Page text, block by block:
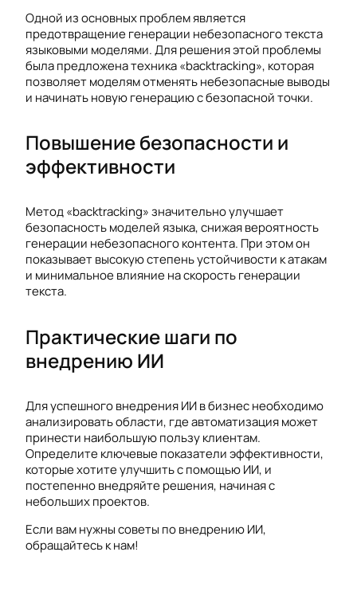
Одной из основных проблем является
предотвращение генерации небезопасного текста
языковыми моделями. Для решения этой проблемы
была предложена техника «backtracking», которая
позволяет моделям отменять небезопасные выводы
и начинать новую генерацию с безопасной точки.
Повышение безопасности и
эффективности
Метод «backtracking» значительно улучшает
безопасность моделей языка, снижая вероятность
генерации небезопасного контента. При этом он
показывает высокую степень устойчивости к атакам
и минимальное влияние на скорость генерации
текста.
Практические шаги по
внедрению ИИ
Для успешного внедрения ИИ в бизнес необходимо
анализировать области, где автоматизация может
принести наибольшую пользу клиентам.
Определите ключевые показатели эффективности,
которые хотите улучшить с помощью ИИ, и
постепенно внедряйте решения, начиная с
небольших проектов.
Если вам нужны советы по внедрению ИИ,
обращайтесь к нам!